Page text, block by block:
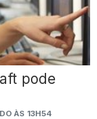
pode
ÀS 13H54